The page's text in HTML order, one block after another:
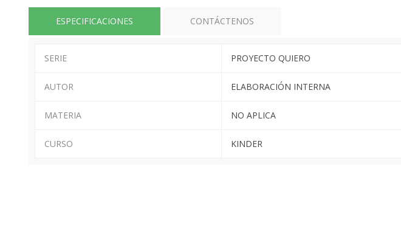
ESPECIFICACIONES CONTÁCTENOS
SERIE PROYECTO QUIERO
AUTOR ELABORACIÓN INTERNA
MATERIA NO APLICA
CURSO KINDER